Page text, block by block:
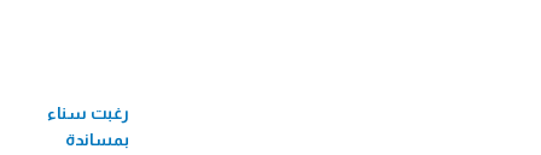
رغبت سناء
بمساندة